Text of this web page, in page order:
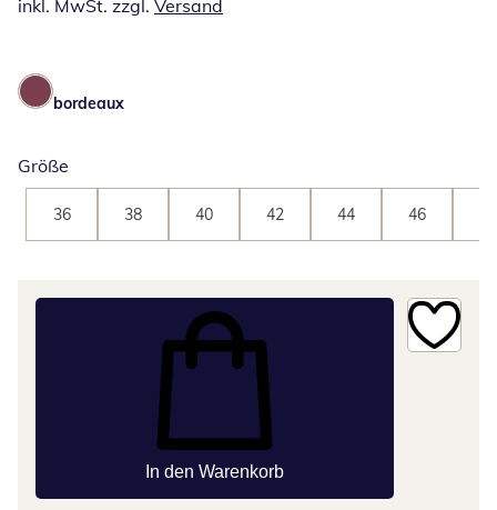
inkl. MwSt. zzgl. Versand
bordeaux
Größe
36 38 40 42 44 46
In den Warenkorb